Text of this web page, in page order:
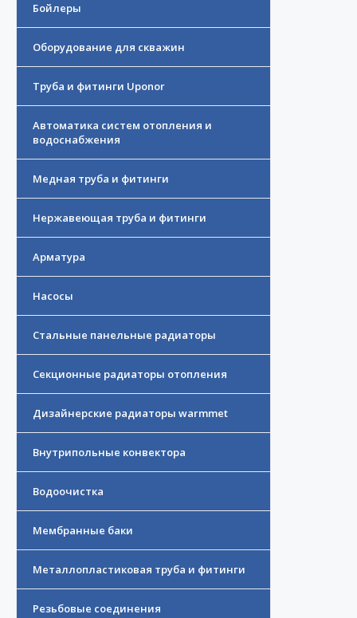
Бойлеры
Оборудование для скважин
Труба и фитинги Uponor
Автоматика систем отопления и
водоснабжения
Медная труба и фитинги
Нержавеющая труба и фитинги
Арматура
Насосы
Стальные панельные радиаторы
Секционные радиаторы отопления
Дизайнерские радиаторы warmmet
Внутрипольные конвектора
Водоочистка
Мембранные баки
Металлопластиковая труба и фитинги
Резьбовые соединения